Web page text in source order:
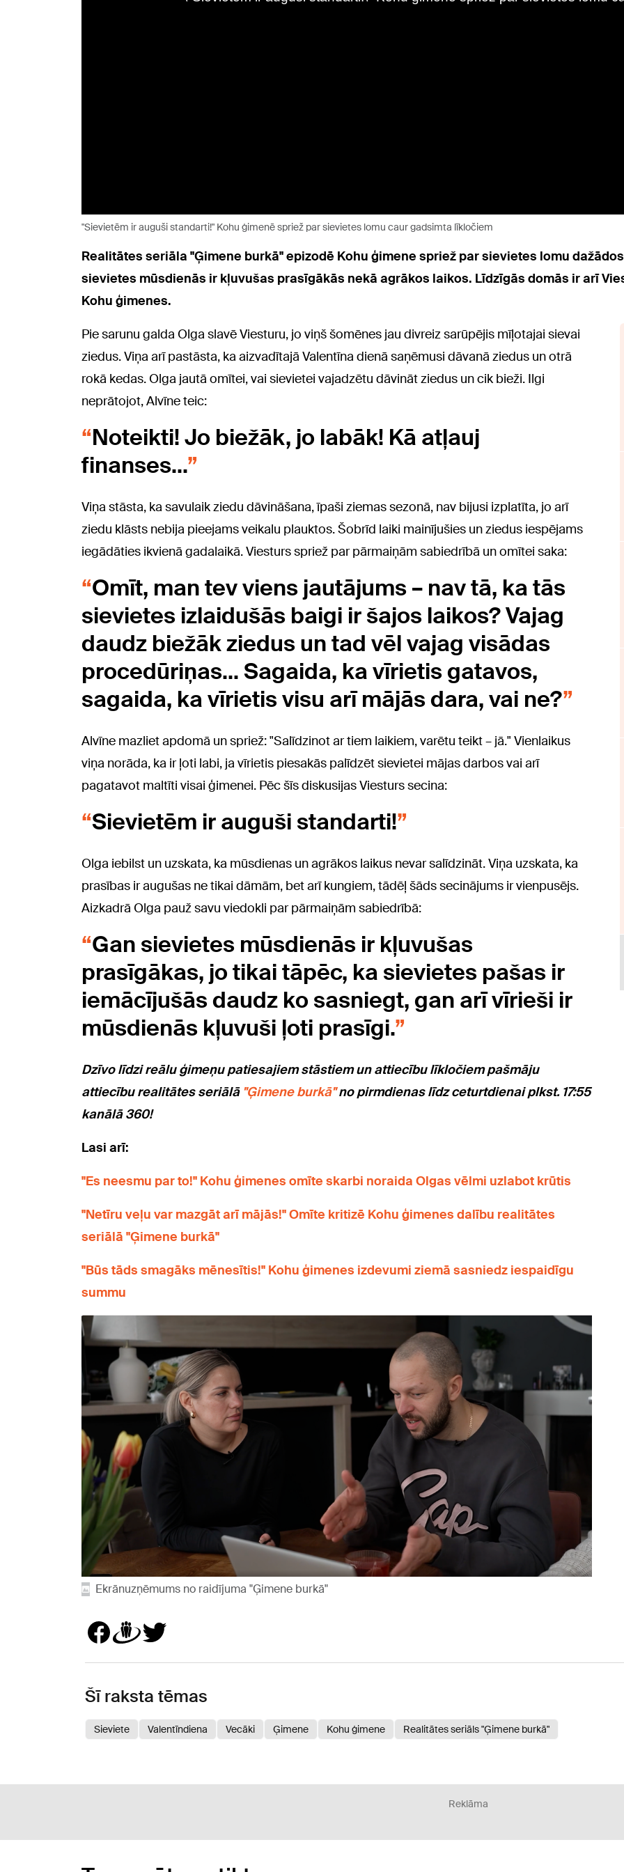
"Sievietēm ir auguši standarti!" Kohu ģimenē spriež par sievietes lomu caur gadsimta līkločiem
Realitātes seriāla "Ģimene burkā" epizodē Kohu ģimene spriež par sievietes lomu
sievietes mūsdienās ir kļuvušas prasīgākās nekā agrākos laikos. Līdzīgās domās ir arī
Kohu ģimenes.
Pie sarunu galda Olga slavē Viesturu, jo viņš šomēnes jau divreiz sarūpējis mīļotajai sievai
ziedus. Viņa arī pastāsta, ka aizvadītajā Valentīna dienā saņēmusi dāvanā ziedus un otrā
rokā kedas. Olga jautā omītei, vai sievietei vajadzētu dāvināt ziedus un cik bieži. Ilgi
neprātojot, Alvīne teic:
Noteikti! Jo biežāk, jo labāk! Kā atļauj
finanses...
Viņa stāsta, ka savulaik ziedu dāvināšana, īpaši ziemas sezonā, nav bijusi izplatīta, jo arī
ziedu klāsts nebija pieejams veikalu plauktos. Šobrīd laiki mainījušies un ziedus iespējams
iegādāties ikvienā gadalaikā. Viesturs spriež par pārmaiņām sabiedrībā un omītei saka:
Omīt, man tev viens jautājums – nav tā, ka tās
sievietes izlaidušās baigi ir šajos laikos? Vajag
daudz biežāk ziedus un tad vēl vajag visādas
procedūriņas... Sagaida, ka vīrietis gatavos,
sagaida, ka vīrietis visu arī mājās dara, vai ne?
Alvīne mazliet apdomā un spriež: "Salīdzinot ar tiem laikiem, varētu teikt – jā." Vienlaikus
viņa norāda, ka ir ļoti labi, ja vīrietis piesakās palīdzēt sievietei mājas darbos vai arī
pagatavot maltīti visai ģimenei. Pēc šīs diskusijas Viesturs secina:
Sievietēm ir auguši standarti!
Olga iebilst un uzskata, ka mūsdienas un agrākos laikus nevar salīdzināt. Viņa uzskata, ka
prasības ir augušas ne tikai dāmām, bet arī kungiem, tādēļ šāds secinājums ir vienpusējs.
Aizkadrā Olga pauž savu viedokli par pārmaiņām sabiedrībā:
Gan sievietes mūsdienās ir kļuvušas
prasīgākas, jo tikai tāpēc, ka sievietes pašas ir
iemācījušās daudz ko sasniegt, gan arī vīrieši ir
mūsdienās kļuvuši ļoti prasīgi.
Dzīvo līdzi reālu ģimeņu patiesajiem stāstiem un attiecību līkločiem pašmāju
attiecību realitātes seriālā "Ģimene burkā"no pirmdienas līdz ceturtdienai plkst. 17:55
kanālā 360!
Lasi arī:
"Es neesmu par to!" Kohu ģimenes omīte skarbi noraida Olgas vēlmi uzlabot krūtis
"Netīru veļu var mazgāt arī mājās!" Omīte kritizē Kohu ģimenes dalību realitātes
seriālā "Ģimene burkā"
"Būs tāds smagāks mēnesītis!" Kohu ģimenes izdevumi ziemā sasniedz iespaidīgu
summu
Ekrānuzņēmums no raidījuma "Ģimene burkā"
Šī raksta tēmas
Sieviete Valentīndiena Vecāki Ģimene Kohu ģimene Realitātes seriāls "Ģimene burkā"
Reklāma